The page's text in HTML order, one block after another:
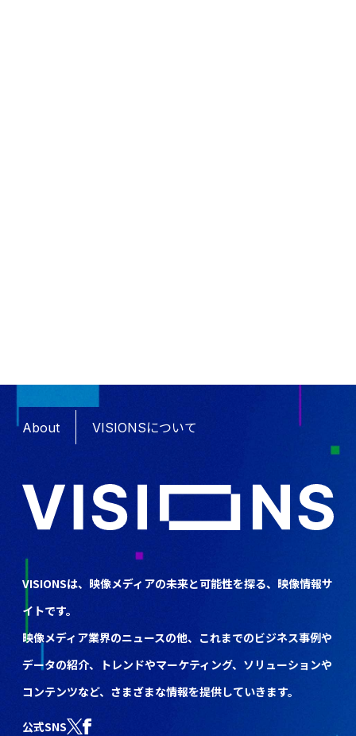
About VISIONSについて
VISIONSは、映像メディアの未来と可能性を探る、映像情報サ
イトです。
映像メディア業界のニュースの他、これまでのビジネス事例や
データの紹介、トレンドやマーケティング、ソリューションや
コンテンツなど、さまざまな情報を提供していきます。
公式SNS